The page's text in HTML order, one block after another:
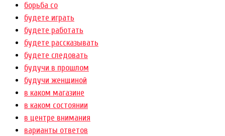
борьба со
будете играть
будете работать
будете рассказывать
будете следовать
будучи в прошлом
будучи женщиной
в каком магазине
в каком состоянии
в центре внимания
варианты ответов